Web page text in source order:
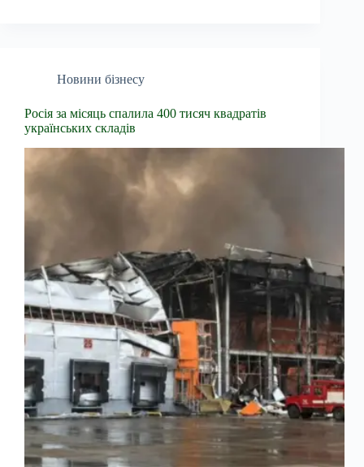
Новини бізнесу
Росія за місяць спалила 400 тисяч квадратів
українських складів